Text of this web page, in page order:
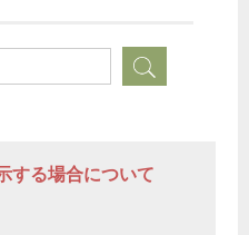
する場合について